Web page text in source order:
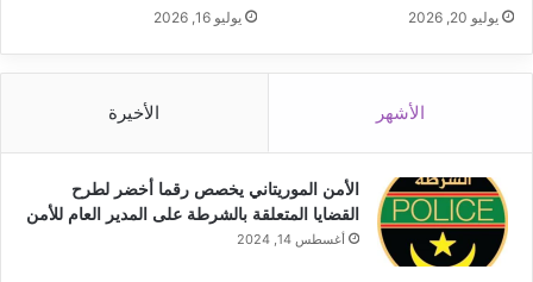
يوليو 20, 2026 يوليو 16, 2026
الأشهر الأخيرة
الأمن الموريتاني يخصص رقما أخضر لطرح
القضايا المتعلقة بالشرطة على المدير العام للأمن
أغسطس 14, 2024